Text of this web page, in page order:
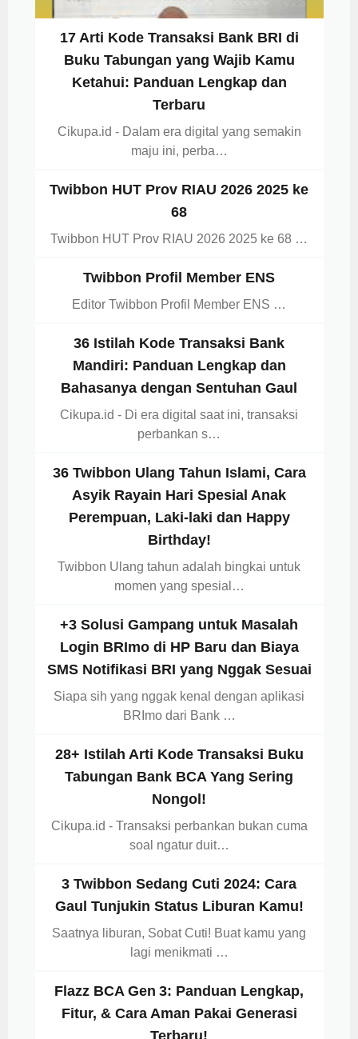
17 Arti Kode Transaksi Bank BRI di
Buku Tabungan yang Wajib Kamu
Ketahui: Panduan Lengkap dan
Terbaru
Cikupa.id - Dalam era digital yang semakin
maju ini, perba…
Twibbon HUT Prov RIAU 2026 2025 ke
68
Twibbon HUT Prov RIAU 2026 2025 ke 68 …
Twibbon Profil Member ENS
Editor Twibbon Profil Member ENS …
36 Istilah Kode Transaksi Bank
Mandiri: Panduan Lengkap dan
Bahasanya dengan Sentuhan Gaul
Cikupa.id - Di era digital saat ini, transaksi
perbankan s…
36 Twibbon Ulang Tahun Islami, Cara
Asyik Rayain Hari Spesial Anak
Perempuan, Laki-laki dan Happy
Birthday!
Twibbon Ulang tahun adalah bingkai untuk
momen yang spesial…
+3 Solusi Gampang untuk Masalah
Login BRImo di HP Baru dan Biaya
SMS Notifikasi BRI yang Nggak Sesuai
Siapa sih yang nggak kenal dengan aplikasi
BRImo dari Bank …
28+ Istilah Arti Kode Transaksi Buku
Tabungan Bank BCA Yang Sering
Nongol!
Cikupa.id - Transaksi perbankan bukan cuma
soal ngatur duit…
3 Twibbon Sedang Cuti 2024: Cara
Gaul Tunjukin Status Liburan Kamu!
Saatnya liburan, Sobat Cuti! Buat kamu yang
lagi menikmati …
Flazz BCA Gen 3: Panduan Lengkap,
Fitur, & Cara Aman Pakai Generasi
Terbaru!